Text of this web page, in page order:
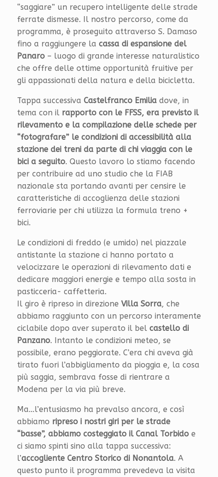
“saggiare” un recupero intelligente delle strade
ferrate dismesse. Il nostro percorso, come da
programma, è proseguito attraverso S. Damaso
fino a raggiungere la cassa di espansione del
Panaro – luogo di grande interesse naturalistico
che offre delle ottime opportunità fruitive per
gli appassionati della natura e della bicicletta.
Tappa successiva Castelfranco Emilia dove, in
tema con il rapporto con le FFSS, era previsto il
rilevamento e la compilazione delle schede per
“fotografare” le condizioni di accessibilità alla
stazione dei treni da parte di chi viaggia con le
bici a seguito. Questo lavoro lo stiamo facendo
per contribuire ad uno studio che la FIAB
nazionale sta portando avanti per censire le
caratteristiche di accoglienza delle stazioni
ferroviarie per chi utilizza la formula treno +
bici.
Le condizioni di freddo (e umido) nel piazzale
antistante la stazione ci hanno portato a
velocizzare le operazioni di rilevamento dati e
dedicare maggiori energie e tempo alla sosta in
pasticceria- caffetteria.
Il giro è ripreso in direzione Villa Sorra, che
abbiamo raggiunto con un percorso interamente
ciclabile dopo aver superato il bel castello di
Panzano. Intanto le condizioni meteo, se
possibile, erano peggiorate. C’era chi aveva già
tirato fuori l’abbigliamento da pioggia e, la cosa
più saggia, sembrava fosse di rientrare a
Modena per la via più breve.
Ma…l’entusiasmo ha prevalso ancora, e così
abbiamo ripreso i nostri giri per le strade
“basse”, abbiamo costeggiato il Canal Torbido e
ci siamo spinti sino alla tappa successiva:
l’accogliente Centro Storico di Nonantola. A
questo punto il programma prevedeva la visita